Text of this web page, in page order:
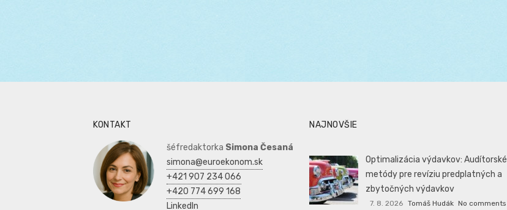
KONTAKT
šéfredaktorka Simona Česaná
simona@euroekonom.sk
+421 907 234 066
+420 774 699 168
LinkedIn
NAJNOVŠIE
Optimalizácia výdavkov: Audítorské
metódy pre revíziu predplatných a
zbytočných výdavkov
7. 8. 2026 Tomáš Hudák No comments